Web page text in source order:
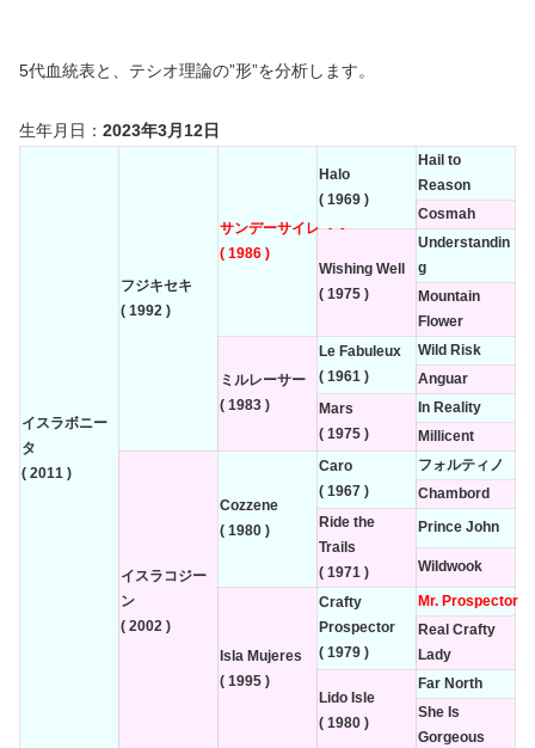
5代血統表と、テシオ理論の”形”を分析します。
生年月日： 2023年3月12日
イスラボニー
タ
( 2011 )
フジキセキ
( 1992 )
サンデーサイレンス
( 1986 )
Halo
( 1969 )
Hail to
Reason
Cosmah
Wishing Well
( 1975 )
Understandin
g
Mountain
Flower
ミルレーサー
( 1983 )
Le Fabuleux
( 1961 )
Wild Risk
Anguar
Mars
( 1975 )
In Reality
Millicent
イスラコジー
ン
( 2002 )
Cozzene
( 1980 )
Caro
( 1967 )
フォルティノ
Chambord
Ride the
Trails
( 1971 )
Prince John
Wildwook
Isla Mujeres
( 1995 )
Crafty
Prospector
( 1979 )
Mr. Prospector
Real Crafty
Lady
Lido Isle
( 1980 )
Far North
She Is
Gorgeous